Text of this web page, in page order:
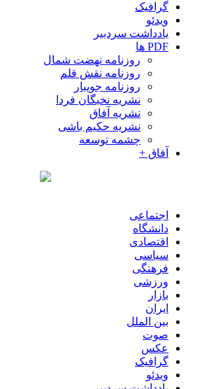
گرافیک
ویدئو
یادداشت سردبیر
PDF ها
روزنامه نهضت شمال
روزنامه نقش قلم
روزنامه جویبار
نشریه نخبگان فردا
نشریه آفاق
نشریه حکیم باشی
چشمه توسعه
آفاق +
اجتماعی
دانشگاه
اقتصادی
سیاسی
فرهنگی
ورزشی
بازار
ایران
بین الملل
صوت
عکس
گرافیک
ویدئو